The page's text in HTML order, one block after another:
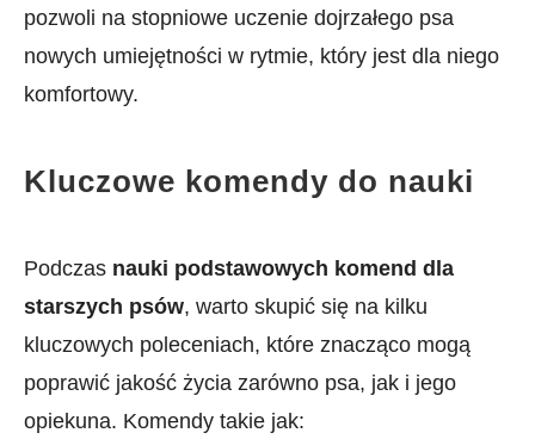
pozwoli na​ stopniowe uczenie ⁤dojrzałego ⁢psa
⁢nowych umiejętności w rytmie, który jest dla niego
komfortowy.
Kluczowe komendy do nauki
Podczas nauki podstawowych komend dla
starszych psów, warto skupić się na‍ kilku
kluczowych⁤ poleceniach, które znacząco mogą
poprawić jakość życia zarówno psa, jak i jego
opiekuna. Komendy takie jak: